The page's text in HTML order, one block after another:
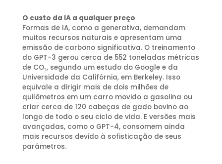
O custo da IA a qualquer preço
Formas de IA, como a generativa, demandam
muitos recursos naturais e apresentam uma
emissão de carbono significativa. O treinamento
do GPT-3 gerou cerca de 552 toneladas métricas
de CO₂, segundo um estudo do Google e da
Universidade da Califórnia, em Berkeley. Isso
equivale a dirigir mais de dois milhões de
quilômetros em um carro movido a gasolina ou
criar cerca de 120 cabeças de gado bovino ao
longo de todo o seu ciclo de vida. E versões mais
avançadas, como o GPT-4, consomem ainda
mais recursos devido à sofisticação de seus
parâmetros.